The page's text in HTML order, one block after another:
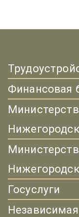
Финансовая
Госуслуги